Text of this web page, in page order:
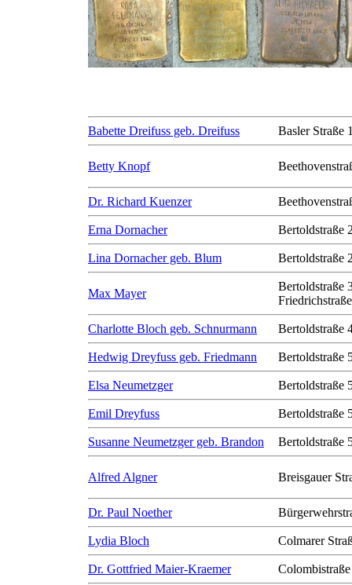
Babette Dreifuss geb. Dreifuss Basler Straße
Betty Knopf
Dr. Richard Kuenzer
Erna Dornacher Bertoldstraße
Lina Dornacher geb. Blum Bertoldstraße
Max Mayer
Bertoldstraße
Charlotte Bloch geb. Schnurmann Bertoldstraße
Hedwig Dreyfuss geb. Friedmann Bertoldstraße
Elsa Neumetzger Bertoldstraße
Emil Dreyfuss Bertoldstraße
Susanne Neumetzger geb. Brandon Bertoldstraße
Alfred Algner Breisgauer
Dr. Paul Noether
Lydia Bloch Colmarer
Dr. Gottfried Maier-Kraemer